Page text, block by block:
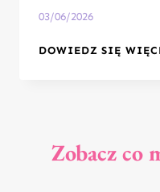
03/06/2026
DOWIEDZ SIĘ
Zobacz co